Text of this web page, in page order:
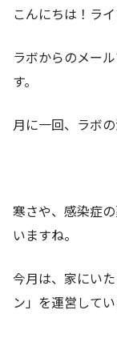
こんにちは！ラ
ラボからのメー
す。
月に一回、ラボ
寒さや、感染症
いますね。
今月は、家にい
ン」を運営して